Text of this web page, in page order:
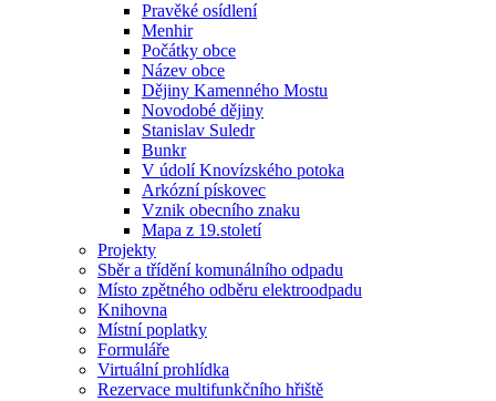
Pravěké osídlení
Menhir
Počátky obce
Název obce
Dějiny Kamenného Mostu
Novodobé dějiny
Stanislav Suledr
Bunkr
V údolí Knovízského potoka
Arkózní pískovec
Vznik obecního znaku
Mapa z 19.století
Projekty
Sběr a třídění komunálního odpadu
Místo zpětného odběru elektroodpadu
Knihovna
Místní poplatky
Formuláře
Virtuální prohlídka
Rezervace multifunkčního hřiště